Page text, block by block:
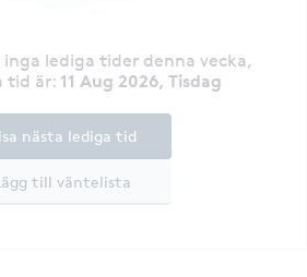
lediga tider denna vecka,
tid är: 11 Aug 2026, Tisdag
till väntelista
nästa lediga tid